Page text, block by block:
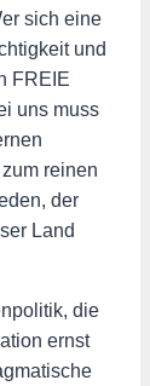
sich eine
und
FREIE
uns muss
reinen
der
Land
die
ernst